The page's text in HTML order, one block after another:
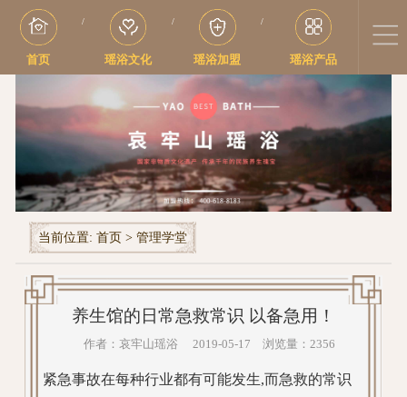
首页
/
瑶浴文化
/
瑶浴加盟
/
瑶浴产品
当前位置: 首页 > 管理学堂
养生馆的日常急救常识 以备急用！
作者：哀牢山瑶浴 2019-05-17 浏览量：2356
紧急事故在每种行业都有可能发生,而急救的常识